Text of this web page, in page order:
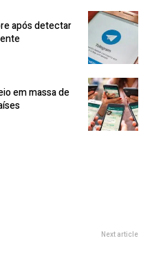
após detectar
em massa de
Next article